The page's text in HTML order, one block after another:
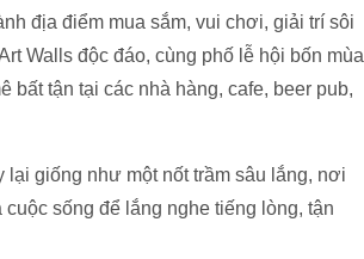
địa điểm mua sắm, vui chơi, giải trí sôi
Walls độc đáo, cùng phố lễ hội bốn mùa
bất tận tại các nhà hàng, cafe, beer pub,
giống như một nốt trầm sâu lắng, nơi
sống để lắng nghe tiếng lòng, tận